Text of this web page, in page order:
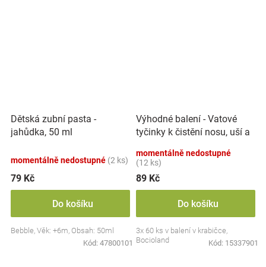
Dětská zubní pasta -
jahůdka, 50 ml
momentálně nedostupné (2 ks)
79 Kč
Do košíku
Bebble, Věk: +6m, Obsah: 50ml
Kód: 47800101
Výhodné balení - Vatové
tyčinky k čistění nosu, uší a
momentálně nedostupné
(12 ks)
89 Kč
Do košíku
3x 60 ks v balení v krabičce,
Bocioland
Kód: 15337901